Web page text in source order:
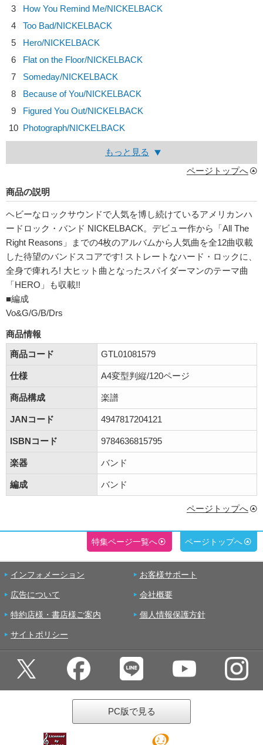
3
How You Remind Me/NICKELBACK
4
Too Bad/NICKELBACK
5
Hero/NICKELBACK
6
Flat on the Floor/NICKELBACK
7
Someday/NICKELBACK
8
Because of You/NICKELBACK
9
Figured You Out/NICKELBACK
10 Photograph/NICKELBACK
もっと見る
ページトップへ
商品の説明
ヘビーなロックサウンドで人気を博し続けているアメリカンハ
ードロック・バンド NICKELBACK。デビュー作から「All The
Right Reasons」までの4枚のアルバムから人気曲を全12曲収載
した待望のバンドスコアです! ストレートなハード・ロックに、
全身で痺れろ! 大ヒット曲となったスパイダーマンのテーマ曲
「HERO」も収載!!
■編成
Vo&G/G/B/Drs
商品情報
商品コード
GTL01081579
仕様 A4変型判縦/120ページ
商品構成 楽譜
JANコード 4947817204121
ISBNコード 9784636815795
楽器 バンド
編成 バンド
ページトップへ
特集ページ一覧へ ページトップへ
インフォメーション お客様サポート
広告について 会社概要
特約店様・書店様ご案内 個人情報保護方針
サイトポリシー
PC版で見る